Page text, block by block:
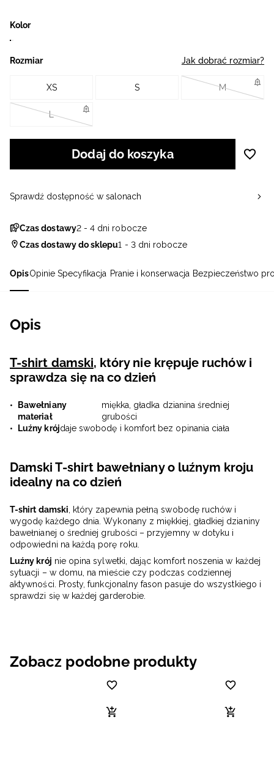
OpisOpinie Specyfikacja Pranie i konserwacja Bezpieczeństwo
Opis
T-shirt damski, który nie krępuje ruchów i
sprawdza się na co dzień
Bawełniany
materiał
miękka, gładka dzianina średniej
grubości
Luźny krójdaje swobodę i komfort bez opinania ciała
Damski T-shirt bawełniany o luźnym kroju
idealny na co dzień
T-shirt damski, który zapewnia pełną swobodę ruchów i
wygodę każdego dnia. Wykonany z miękkiej, gładkiej dzianiny
bawełnianej o średniej grubości – przyjemny w dotyku i
odpowiedni na każdą porę roku.
Luźny krój nie opina sylwetki, dając komfort noszenia w każdej
sytuacji – w domu, na mieście czy podczas codziennej
aktywności. Prosty, funkcjonalny fason pasuje do wszystkiego i
sprawdzi się w każdej garderobie.
Kolor
Rozmiar Jak dobrać rozmiar?
XS S M
L
Dodaj do koszyka
Czas dostawy2 - 4 dni robocze
Czas dostawy do sklepu1 - 3 dni robocze
Sprawdź dostępność w salonach
Zobacz podobne produkty